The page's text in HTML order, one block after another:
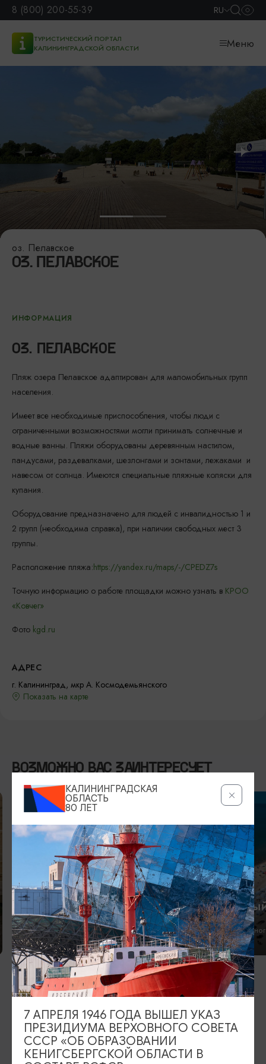
8 (800) 200-55-39 RU
ТУРИСТИЧЕСКИЙ ПОРТАЛ
КАЛИНИНГРАДСКОЙ ОБЛАСТИ
Меню
оз. Пелавское
ОЗ. ПЕЛАВСКОЕ
ИНФОРМАЦИЯ
ОЗ. ПЕЛАВСКОЕ
Пляж озера Пелавское адаптирован для маломобильных групп
населения.
Имеет все необходимые приспособления, чтобы люди с
ограниченными возможностями могли принимать солнечные и
водные ванны. Пляжи оборудованы деревянным настилом,
пандусами, раздевалками, шезлонгами и зонтами, лежаками и
навесом от солнца. Имеются специальные пляжные коляски для
купания.
Оборудование предназначено для людей с инвалидностью 1 и
2 групп (необходима справка), при наличии свободных мест 3
группы.
Расположение пляжа:https://yandex.ru/maps/-/CPEDZ7s
Точную информацию о работе площадки можно узнать в КРОО
«Ковчег»
Фото kgd.ru
АДРЕС
г. Калининград, мкр А. Космодемьянского
Показать на карте
ВОЗМОЖНО ВАС ЗАИНТЕРЕСУЕТ
Голубые озера
Голубые озера Пляж
ИЩИТЕ ТАКЖЕ НА НАШЕМ САЙТЕ
Серебряное ожерелье
Электронная виза
КАЛИНИНГРАДСКАЯ
ОБЛАСТЬ
80 ЛЕТ
7 АПРЕЛЯ 1946 ГОДА ВЫШЕЛ УКАЗ
ПРЕЗИДИУМА ВЕРХОВНОГО СОВЕТА
СССР «ОБ ОБРАЗОВАНИИ
КЕНИГСБЕРГСКОЙ ОБЛАСТИ В